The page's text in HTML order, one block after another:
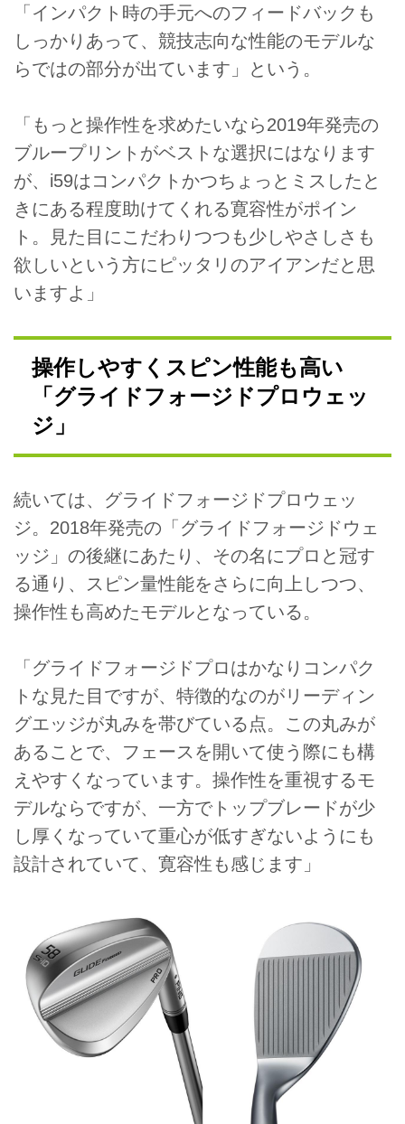
「インパクト時の手元へのフィードバックも
しっかりあって、競技志向な性能のモデルな
らではの部分が出ています」という。
「もっと操作性を求めたいなら2019年発売の
ブループリントがベストな選択にはなります
が、i59はコンパクトかつちょっとミスしたと
きにある程度助けてくれる寛容性がポイン
ト。見た目にこだわりつつも少しやさしさも
欲しいという方にピッタリのアイアンだと思
いますよ」
操作しやすくスピン性能も高い
「グライドフォージドプロウェッ
ジ」
続いては、グライドフォージドプロウェッ
ジ。2018年発売の「グライドフォージドウェ
ッジ」の後継にあたり、その名にプロと冠す
る通り、スピン量性能をさらに向上しつつ、
操作性も高めたモデルとなっている。
「グライドフォージドプロはかなりコンパク
トな見た目ですが、特徴的なのがリーディン
グエッジが丸みを帯びている点。この丸みが
あることで、フェースを開いて使う際にも構
えやすくなっています。操作性を重視するモ
デルならですが、一方でトップブレードが少
し厚くなっていて重心が低すぎないようにも
設計されていて、寛容性も感じます」